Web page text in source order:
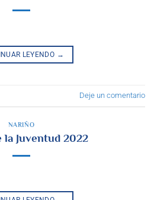
LEYENDO →
Deje un comentario
NARIÑO
la Juventud 2022